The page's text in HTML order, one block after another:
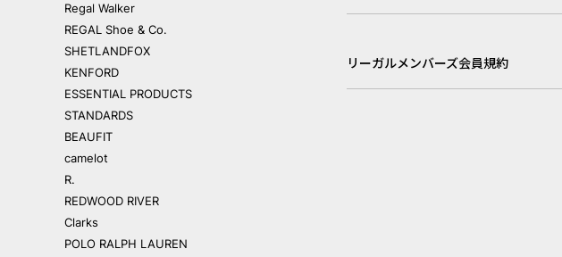
Regal Walker
REGAL Shoe & Co.
SHETLANDFOX
KENFORD
ESSENTIAL PRODUCTS
STANDARDS
BEAUFIT
camelot
R.
REDWOOD RIVER
Clarks
POLO RALPH LAUREN
リーガルメンバーズ会員規約